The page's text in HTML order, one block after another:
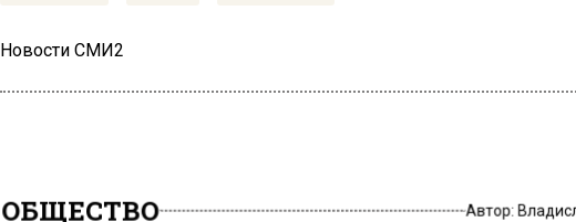
Новости СМИ2
ОБЩЕСТВО Автор: